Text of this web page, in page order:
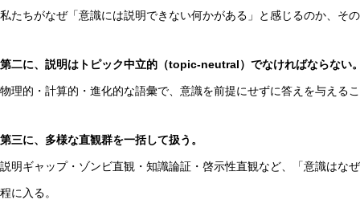
私たちがなぜ「意識には説明できない何かがある」と感じるのか、そ
第二に、説明はトピック中立的（topic-neutral）でなければならない
物理的・計算的・進化的な語彙で、意識を前提にせずに答えを与える
第三に、多様な直観群を一括して扱う。
説明ギャップ・ゾンビ直観・知識論証・啓示性直観など、「意識はな
程に入る。